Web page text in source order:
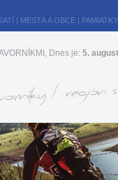
| MESTÁ A OBCE | PAMIATKY
Dnes je: 5.